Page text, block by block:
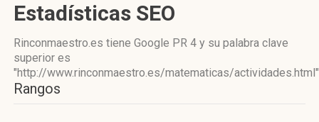
Estadísticas SEO
Rinconmaestro.es tiene Google PR 4 y su palabra clave
superior es
"http://www.rinconmaestro.es/matematicas/
Rangos